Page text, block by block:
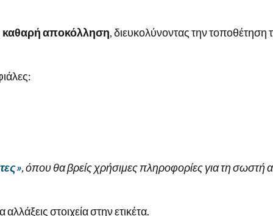
καθαρή αποκόλληση, διευκολύνοντας την τοποθέτηση
, όπου θα βρείς χρήσιμες πληροφορίες για τη σωστή
στοιχεία στην ετικέτα.